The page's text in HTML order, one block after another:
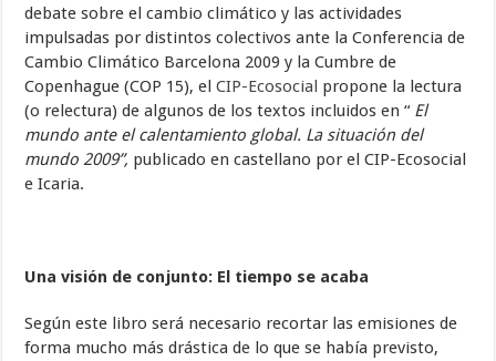
debate sobre el cambio climático y las actividades
impulsadas por distintos colectivos ante la Conferencia de
Cambio Climático Barcelona 2009 y la Cumbre de
Copenhague (COP 15), elCIP-Ecosocial propone la lectura
(o relectura) de algunos de los textos incluidos en “El
mundo ante el calentamiento global. La situación del
mundo 2009”, publicado en castellano por el CIP-Ecosocial
e Icaria.
Una visión de conjunto: El tiempo se acaba
Según este libro será necesario recortar las emisiones de
forma mucho más drástica de lo que se había previsto,